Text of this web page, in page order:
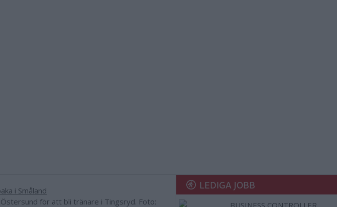
för att bli tränare i Tingsryd. Foto:
LEDIGA JOBB